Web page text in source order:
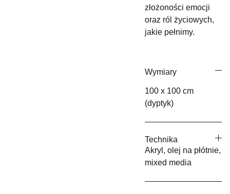
złożoności emocji
oraz ról życiowych,
jakie pełnimy.
Wymiary
100 x 100 cm
(dyptyk)
Technika
Akryl, olej na płótnie,
mixed media